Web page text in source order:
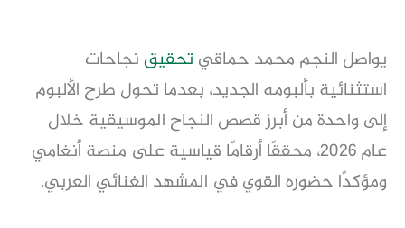
يواصل النجم محمد حماقي تحقيق نجاحات
استثنائية بألبومه الجديد، بعدما تحول طرح الألبوم
إلى واحدة من أبرز قصص النجاح الموسيقية خلال
عام 2026، محققًا أرقامًا قياسية على منصة أنغامي
ومؤكدًا حضوره القوي في المشهد الغنائي العربي.